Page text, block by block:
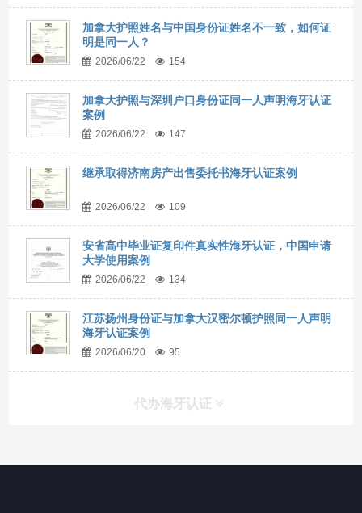
加拿大护照姓名与中国身份证姓名不一致，如何证
明是同一人？
2026/06/22 154
加拿大护照与深圳户口身份证同一人声明海牙认证
案例
2026/06/22 147
继承取得济南房产出售委托书海牙认证案例
2026/06/22 109
安省高中毕业证复印件真实性海牙认证，中国申请
大学使用案例
2026/06/22 134
江苏扬州身份证与加拿大汉密尔顿护照同一人声明
海牙认证案例
2026/06/20 95
代办海牙认证